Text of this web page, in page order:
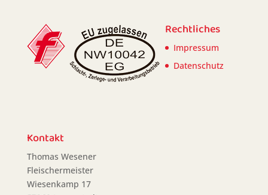
Rechtliches
Impressum
Datenschutz
Kontakt
Thomas Wesener
Fleischermeister
Wiesenkamp 17